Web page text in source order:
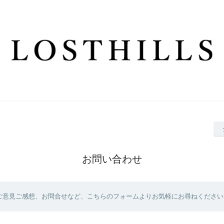
お問い合わせ
見ご感想、お問合せなど、こちらのフォームよりお気軽にお尋ねください